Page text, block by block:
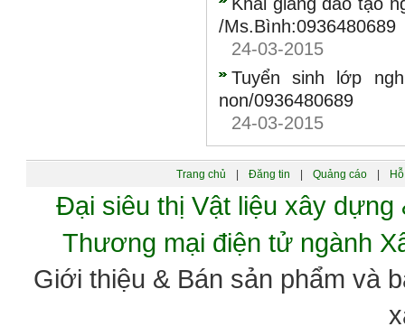
/Ms.Bình:0936480689
24-03-2015
Tuyển sinh lớp
non/0936480689
24-03-2015
Trang chủ Đăng tin Quảng cáo
Đại siêu thị Vật liệu xây
Thương mại điện tử ngành
Giới thiệu & Bán sản phẩm và